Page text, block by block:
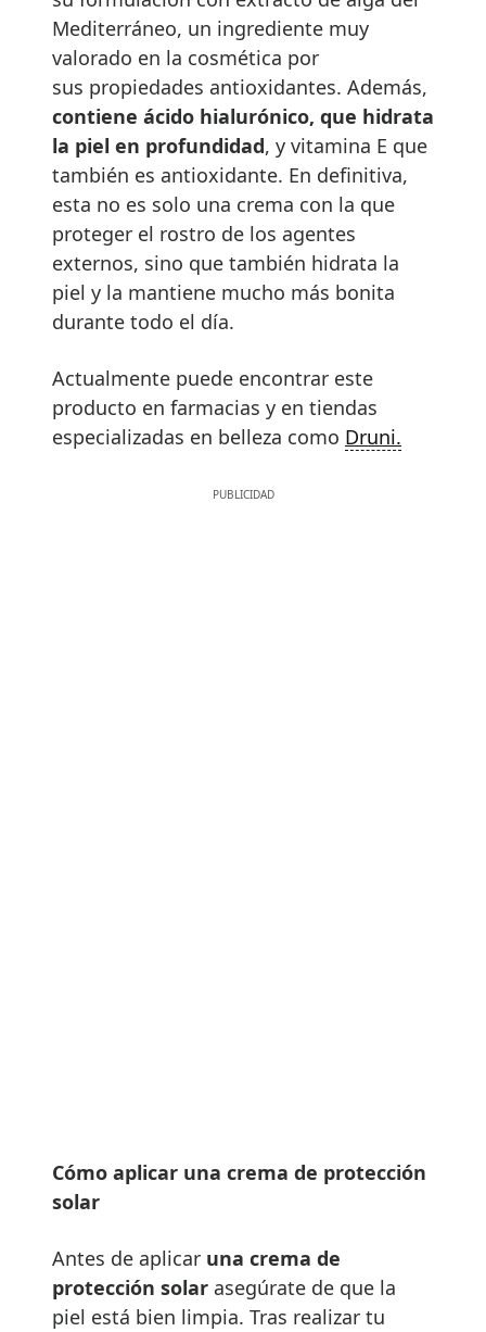
Mediterráneo, un ingrediente muy
valorado en la cosmética por
sus propiedades antioxidantes. Además,
contiene ácido hialurónico, que hidrata
la piel en profundidad, y vitamina E que
también es antioxidante. En definitiva,
esta no es solo una crema con la que
proteger el rostro de los agentes
externos, sino que también hidrata la
piel y la mantiene mucho más bonita
durante todo el día.
Actualmente puede encontrar este
producto en farmacias y en tiendas
especializadas en belleza como Druni.
Cómo aplicar una crema de protección
solar
Antes de aplicar una crema de
protección solar asegúrate de que la
piel está bien limpia. Tras realizar tu